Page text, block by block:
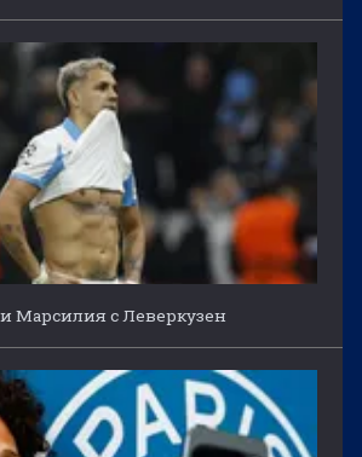
Марсилия с Леверкузен